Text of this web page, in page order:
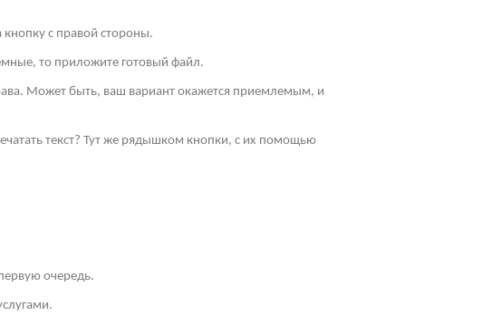
с правой стороны.
то приложите готовый файл.
Может быть, ваш вариант окажется приемлемым, и
текст? Тут же рядышком кнопки, с их помощью
очередь.